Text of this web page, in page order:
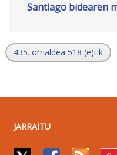
Santiago bidearen
435. orrialdea 518 (e)tik
JARRAITU